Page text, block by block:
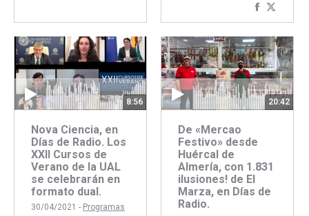
Facebook
Twitter
Compartir
concon
8:56
Nova Ciencia, en
Días de Radio. Los
XXII Cursos de
Verano de la UAL
se celebrarán en
formato dual.
30/04/2021 - Programas
20:42
De «Mercao
Festivo» desde
Huércal de
Almería, con 1.831
ilusiones! de El
Marza, en Días de
Radio.